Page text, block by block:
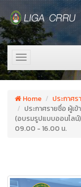
Toggle
navigation
Home
ประกาศ
ประกาศรายชื่อ ผู้เ
(อบรมรูปแบบออนไลน์)
09.00 - 16.00 น.